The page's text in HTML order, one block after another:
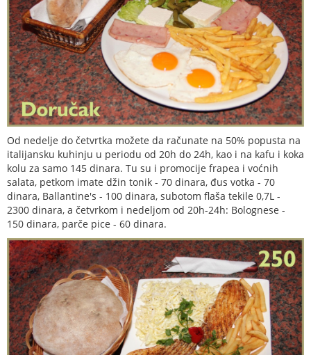
Od nedelje do četvrtka možete da računate na 50% popusta na
italijansku kuhinju u periodu od 20h do 24h, kao i na kafu i koka
kolu za samo 145 dinara. Tu su i promocije frapea i voćnih
salata, petkom imate džin tonik - 70 dinara, đus votka - 70
dinara, Ballantine's - 100 dinara, subotom flaša tekile 0,7L -
2300 dinara, a četvrkom i nedeljom od 20h-24h: Bolognese -
150 dinara, parče pice - 60 dinara.